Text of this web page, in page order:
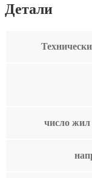
Детали
число